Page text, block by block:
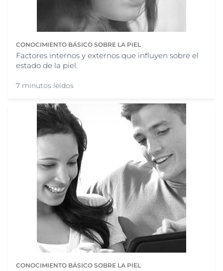
CONOCIMIENTO BÁSICO SOBRE LA PIEL
Factores internos y externos que influyen sobre el
estado de la piel.
7 minutos leídos
CONOCIMIENTO BÁSICO SOBRE LA PIEL